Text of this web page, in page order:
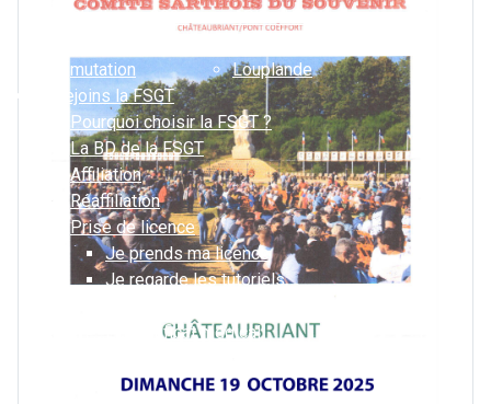
Challenge 2026
mutation
ASL – Le Mans
Louplande
Je rejoins la FSGT
Pourquoi choisir la FSGT ?
La BD de la FSGT
Affiliation
Réaffiliation
Prise de licence
Je prends ma licence
Je regarde les tutoriels
Le certificat médical